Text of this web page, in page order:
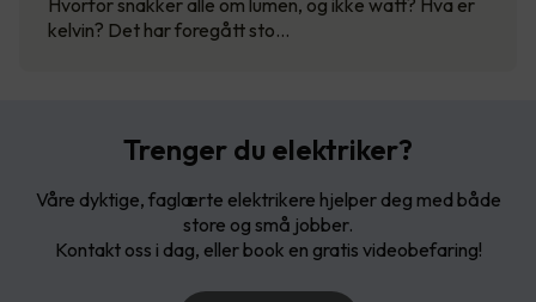
kelvin? Det har foregått sto…
Trenger du elektriker?
Våre dyktige, faglærte elektrikere hjelper deg med både
store og små jobber.
Kontakt oss i dag, eller book en gratis videobefaring!